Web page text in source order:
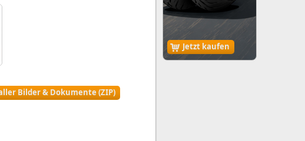
Jetzt kaufen
Bilder & Dokumente (ZIP)